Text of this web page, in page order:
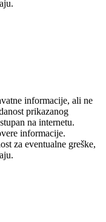
informacije, ali ne
prikazanog
na internetu.
informacije.
za eventualne greške,